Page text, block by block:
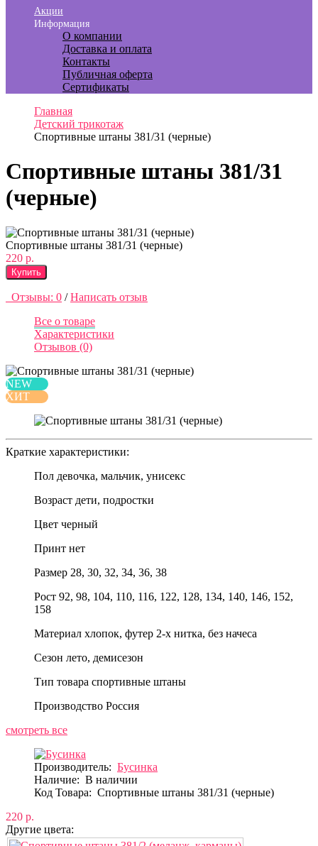
Акции
Информация
О компании
Доставка и оплата
Контакты
Публичная оферта
Сертификаты
Главная
Детский трикотаж
Спортивные штаны 381/31 (черные)
Спортивные штаны 381/31
(черные)
Спортивные штаны 381/31 (черные)
220 р.
Купить
Отзывы: 0 / Написать отзыв
Все о товаре
Характеристики
Отзывов (0)
NEW
ХИТ
Краткие характеристики:
Пол девочка, мальчик, унисекс
Возраст дети, подростки
Цвет черный
Принт нет
Размер 28, 30, 32, 34, 36, 38
Рост 92, 98, 104, 110, 116, 122, 128, 134, 140, 146, 152,
158
Материал хлопок, футер 2-х нитка, без начеса
Сезон лето, демисезон
Тип товара спортивные штаны
Производство Россия
смотреть все
Производитель: Бусинка
Наличие: В наличии
Код Товара: Спортивные штаны 381/31 (черные)
220 р.
Другие цвета: